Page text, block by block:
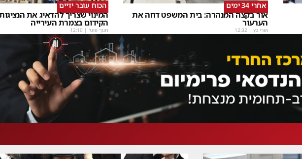
אחרי 34 ימים
אור בקצה המנהרה: בית המשפט דחה את
הערעור
אורי כץ |
12:32
הכוח עובר ידיים
המינוי שצריך להדאיג את
הקידום בצמרת העירייה
חנוך פוגל |
12:10